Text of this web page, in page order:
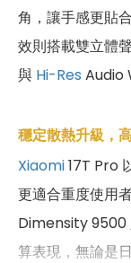
角，讓手感更貼
效則搭載雙立體
與 Hi-Res Audio
穩定散熱升級，
Xiaomi17T Pro
更適合重度使用
Dimensity 9500
算表現，無論是